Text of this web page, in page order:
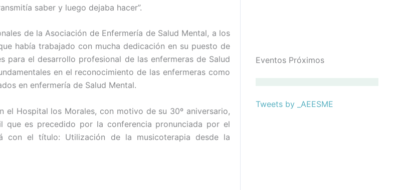
saber y luego dejaba hacer”.
de la Asociación de Enfermería de Salud Mental, a los
había trabajado con mucha dedicación en su puesto de
el desarrollo profesional de las enfermeras de Salud
en el reconocimiento de las enfermeras como
en enfermería de Salud Mental.
el Hospital los Morales, con motivo de su 30º aniversario,
que es precedido por la conferencia pronunciada por el
con el título: Utilización de la musicoterapia desde la
Eventos Próximos
Tweets by _AEESME